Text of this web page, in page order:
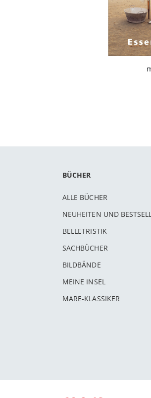
BÜCHER
ALLE BÜCHER
NEUHEITEN UND
BELLETRISTIK
SACHBÜCHER
BILDBÄNDE
MEINE INSEL
MARE-KLASSIKER